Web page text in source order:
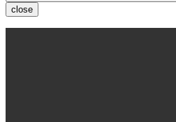
close